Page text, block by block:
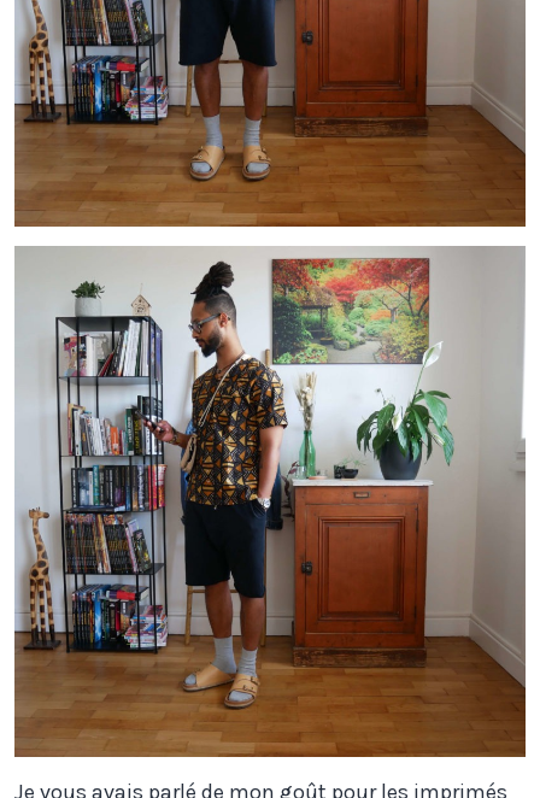
Je vous avais parlé de mon goût pour les imprimés